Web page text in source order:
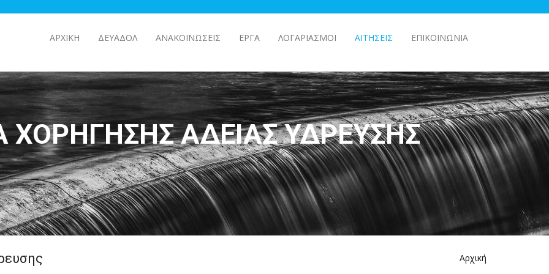
ΑΡΧΙΚΉ ΔΕΥΑΔΟΛ ΑΝΑΚΟΙΝΩΣΕΙΣ ΕΡΓΑ ΛΟΓΑΡΙΑΣΜΟΊ ΑΙΤΉΣΕΙΣ ΕΠΙΚΟΙΝΩΝΊΑ
ΧΟΡΉΓΗΣΗΣ ΆΔΕΙΑΣ ΎΔΡΕΥΣΗΣ
Αρχική